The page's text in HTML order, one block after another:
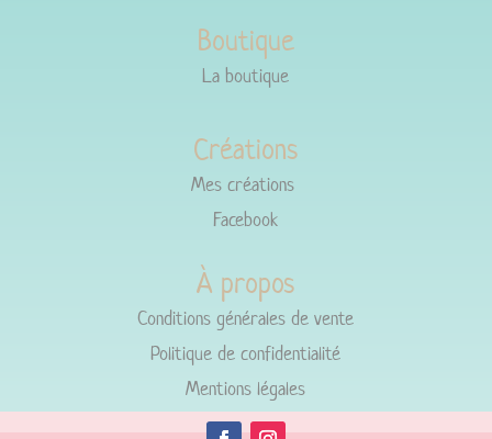
Boutique
La boutique
Créations
Mes créations
Facebook
À propos
Conditions générales de vente
Politique de confidentialité
Mentions légales